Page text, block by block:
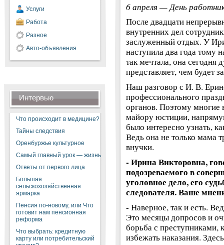
Услуги
Работа
Разное
Авто-объявления
Интервью
Что происходит в медицине?
Тайны следствия
Оренбуржье культурное
Самый главный урок — жизнь
Ответы от первого лица
Большая
сельскохозяйственная
ярмарка
Пенсия по-новому, или Что
готовит нам пенсионная
реформа
Что выбрать: кредитную
карту или потребительский
6 апреля — День
После двадцати
внутренних дел
заслуженный отдых. У
наступила два года тому
так мечтала, она сегодня
представляет, чем будет
Наш разговор с И. В.
профессионального
органов. Поэтому
майору юстиции,
было интересно узнать,
Ведь она не только мама
внучки.
- Ирина Викторовна,
подозреваемого в
уголовное дело, его
следователя. Ваше
- Наверное, так и есть.
Это месяцы допросов и
борьба с преступниками,
избежать наказания.